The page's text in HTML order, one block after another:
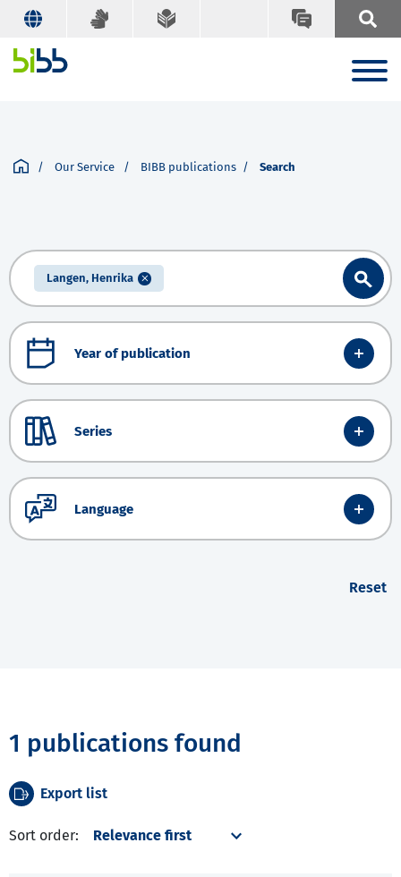
Our Service BIBB publications Search
Langen, Henrika
Year of publication
Series
Language
Reset
1 publications found
Export list
Sort order: